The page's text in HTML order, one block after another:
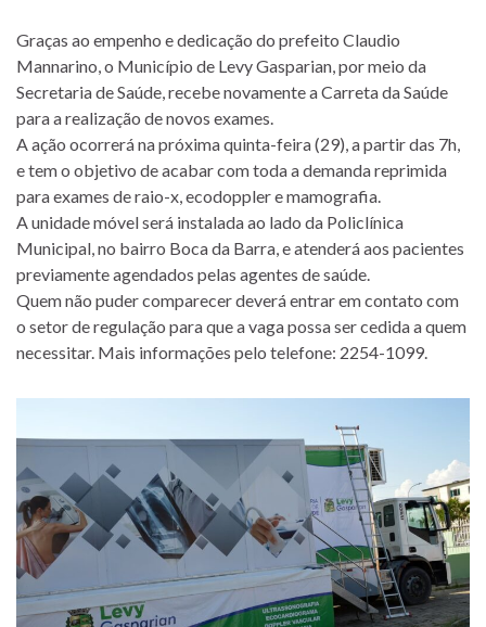
Graças ao empenho e dedicação do prefeito Claudio
Mannarino, o Município de Levy Gasparian, por meio da
Secretaria de Saúde, recebe novamente a Carreta da Saúde
para a realização de novos exames.
A ação ocorrerá na próxima quinta-feira (29), a partir das 7h,
e tem o objetivo de acabar com toda a demanda reprimida
para exames de raio-x, ecodoppler e mamografia.
A unidade móvel será instalada ao lado da Policlínica
Municipal, no bairro Boca da Barra, e atenderá aos pacientes
previamente agendados pelas agentes de saúde.
Quem não puder comparecer deverá entrar em contato com
o setor de regulação para que a vaga possa ser cedida a quem
necessitar. Mais informações pelo telefone: 2254-1099.